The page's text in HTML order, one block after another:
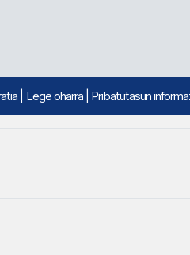
Lege oharra Pribatutasun